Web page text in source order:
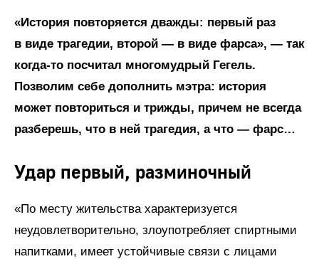
«История повторяется дважды: первый раз
в виде трагедии, второй — в виде фарса», — так
когда-то посчитал многомудрый Гегель.
Позволим себе дополнить мэтра: история
может повториться и трижды, причем не всегда
разберешь, что в ней трагедия, а что — фарс…
Удар первый, разминочный
«По месту жительства характеризуется
неудовлетворительно, злоупотребляет спиртными
напитками, имеет устойчивые связи с лицами